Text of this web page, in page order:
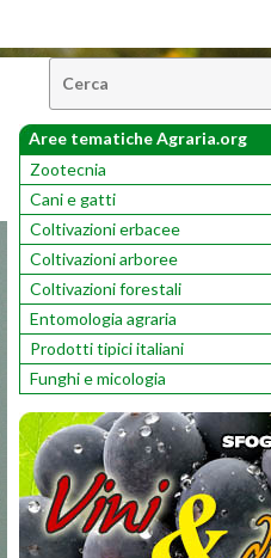
Aree tematiche Agraria.org
Zootecnia
Cani e gatti
Coltivazioni erbacee
Coltivazioni arboree
Coltivazioni forestali
Entomologia agraria
Prodotti tipici italiani
Funghi e micologia